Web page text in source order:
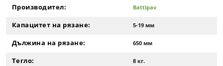
Производител: Battipav
Капацитет на рязане: 5-19 мм
Дължина на рязане: 650 мм
Тегло: 8 кг.